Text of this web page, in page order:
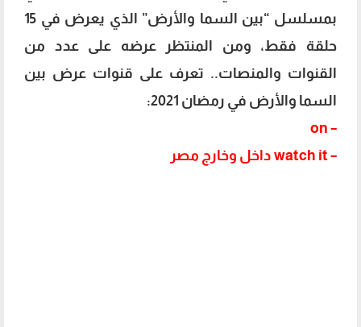
بمسلسل “بين السما والأرض” الذي يعرض في 15
حلقة فقط، ومن المنتظر عرضه على عدد من
القنوات والمنصات.. تعرف على قنوات عرض بين
السما والأرض في رمضان 2021:
– on
– watch it داخل وخارج مصر